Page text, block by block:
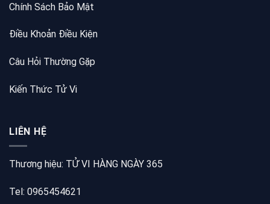
Chính Sách Bảo Mật
Điều Khoản Điều Kiện
Câu Hỏi Thường Gặp
Kiến Thức Tử Vi
LIÊN HỆ
Thương hiệu: TỬ VI HÀNG NGÀY 365
Tel: 0965454621